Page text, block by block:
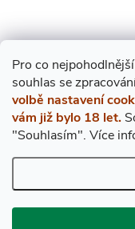
Pro co
souhlas se
volbě nastavení
vám již bylo 18 let.
"Souhlasím". Více
Z
Á
P
Mějte
Vložením e-mailu